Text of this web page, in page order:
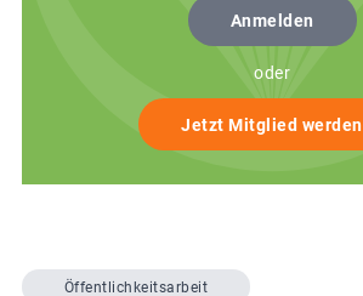
Anmelden
oder
Jetzt Mitglied werden
Öffentlichkeitsarbeit